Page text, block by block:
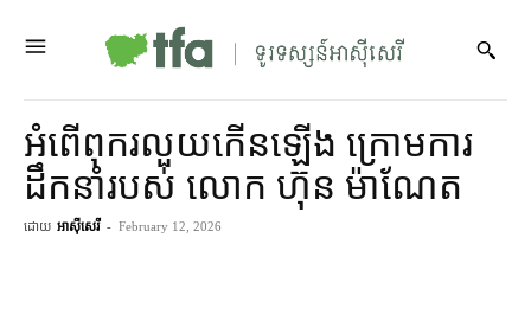
អំពើពុករលួយ​កើន​ឡើង ក្រោម​ការ​
ដឹកនាំ​របស់ លោក ហ៊ុន ម៉ាណែត
ដោយ អាស៊ីសេរី - February 12, 2026